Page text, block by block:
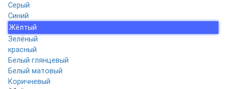
Серый
Синий
Жёлтый
Зелёный
красный
Белый глянцевый
Белый матовый
Коричневый